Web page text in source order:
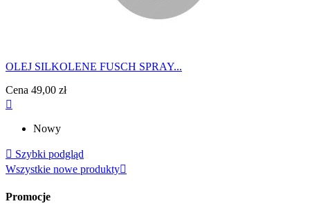
OLEJ SILKOLENE FUSCH SPRAY...
Cena 49,00 zł

Nowy
 Szybki podgląd
Wszystkie nowe produkty
Promocje